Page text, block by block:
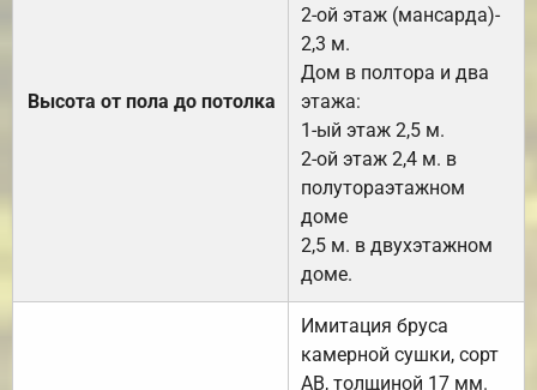
Высота от пола до потолка
2-ой этаж (мансарда)-
2,3 м.
Дом в полтора и два
этажа:
1-ый этаж 2,5 м.
2-ой этаж 2,4 м. в
полутораэтажном
доме
2,5 м. в двухэтажном
доме.
Имитация бруса
камерной сушки, сорт
АВ, толщиной 17 мм.